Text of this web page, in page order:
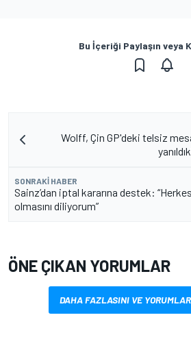
Bu İçeriği Paylaşın veya
Wolff, Çin GP'deki telsiz
SONRAKI HABER
Sainz’dan iptal kararına destek:
olmasını diliyorum”
ÖNE ÇIKAN YORUMLAR
DAHA FAZLASINI VE